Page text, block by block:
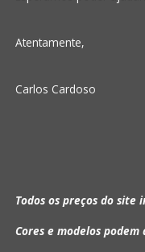
Atentamente,
Carlos Cardoso
Todos os preços do site
Cores e modelos